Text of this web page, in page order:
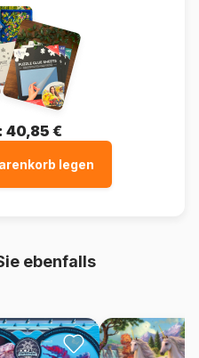
40,85 €
legen
ebenfalls